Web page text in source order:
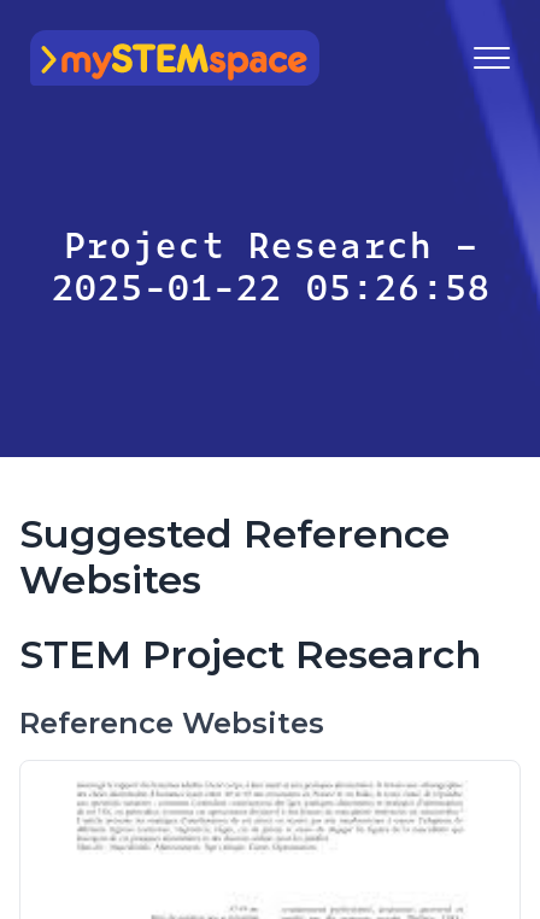
mySTEMspace
Project Research –
2025-01-22 05:26:58
Suggested Reference
Websites
STEM Project Research
Reference Websites